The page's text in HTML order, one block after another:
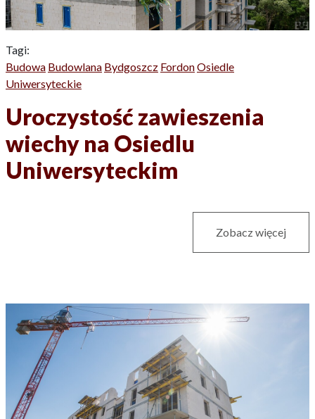
Tagi:
Budowa Budowlana Bydgoszcz FordonOsiedle
Uniwersyteckie
Uroczystość zawieszenia
wiechy na Osiedlu
Uniwersyteckim
Zobacz więcej